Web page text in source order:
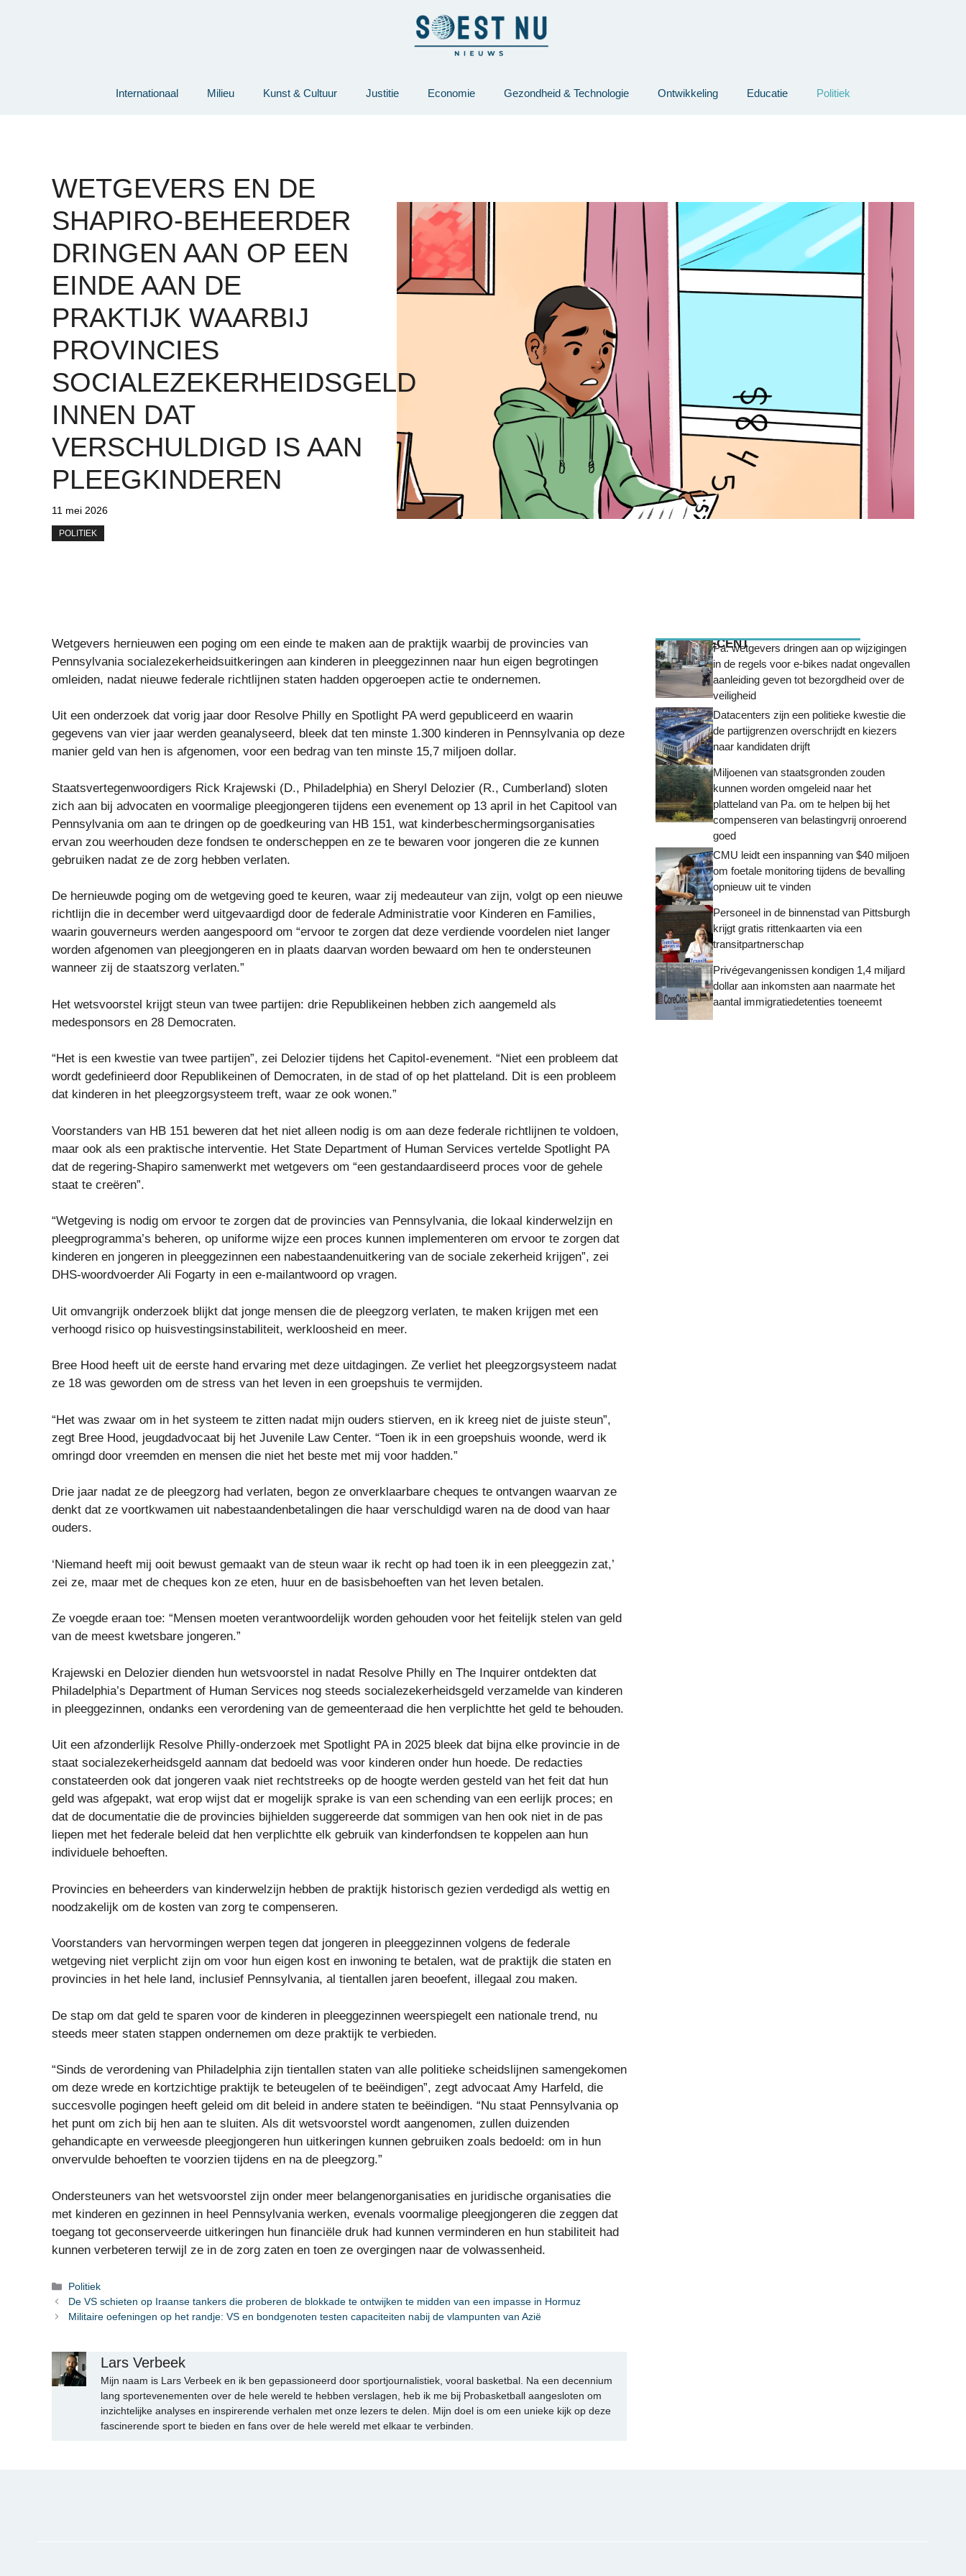
Internationaal Milieu Kunst & Cultuur Justitie Economie Gezondheid & Technologie Ontwikkeling Educatie Politiek
WETGEVERS EN DE
SHAPIRO-BEHEERDER
DRINGEN AAN OP EEN
EINDE AAN DE
PRAKTIJK WAARBIJ
PROVINCIES
SOCIALEZEKERHEIDSGELD
INNEN DAT
VERSCHULDIGD IS AAN
PLEEGKINDEREN
11 mei 2026
POLITIEK
Wetgevers hernieuwen een poging om een ​​einde te maken aan de praktijk waarbij de provincies van
Pennsylvania socialezekerheidsuitkeringen aan kinderen in pleeggezinnen naar hun eigen begrotingen
omleiden, nadat nieuwe federale richtlijnen staten hadden opgeroepen actie te ondernemen.
Uit een onderzoek dat vorig jaar door Resolve Philly en Spotlight PA werd gepubliceerd en waarin
gegevens van vier jaar werden geanalyseerd, bleek dat ten minste 1.300 kinderen in Pennsylvania op deze
manier geld van hen is afgenomen, voor een bedrag van ten minste 15,7 miljoen dollar.
Staatsvertegenwoordigers Rick Krajewski (D., Philadelphia) en Sheryl Delozier (R., Cumberland) sloten
zich aan bij advocaten en voormalige pleegjongeren tijdens een evenement op 13 april in het Capitool van
Pennsylvania om aan te dringen op de goedkeuring van HB 151, wat kinderbeschermingsorganisaties
ervan zou weerhouden deze fondsen te onderscheppen en ze te bewaren voor jongeren die ze kunnen
gebruiken nadat ze de zorg hebben verlaten.
De hernieuwde poging om de wetgeving goed te keuren, waar zij medeauteur van zijn, volgt op een nieuwe
richtlijn die in december werd uitgevaardigd door de federale Administratie voor Kinderen en Families,
waarin gouverneurs werden aangespoord om “ervoor te zorgen dat deze verdiende voordelen niet langer
worden afgenomen van pleegjongeren en in plaats daarvan worden bewaard om hen te ondersteunen
wanneer zij de staatszorg verlaten.”
Het wetsvoorstel krijgt steun van twee partijen: drie Republikeinen hebben zich aangemeld als
medesponsors en 28 Democraten.
“Het is een kwestie van twee partijen”, zei Delozier tijdens het Capitol-evenement. “Niet een probleem dat
wordt gedefinieerd door Republikeinen of Democraten, in de stad of op het platteland. Dit is een probleem
dat kinderen in het pleegzorgsysteem treft, waar ze ook wonen.”
Voorstanders van HB 151 beweren dat het niet alleen nodig is om aan deze federale richtlijnen te voldoen,
maar ook als een praktische interventie. Het State Department of Human Services vertelde Spotlight PA
dat de regering-Shapiro samenwerkt met wetgevers om “een gestandaardiseerd proces voor de gehele
staat te creëren”.
“Wetgeving is nodig om ervoor te zorgen dat de provincies van Pennsylvania, die lokaal kinderwelzijn en
pleegprogramma’s beheren, op uniforme wijze een proces kunnen implementeren om ervoor te zorgen dat
kinderen en jongeren in pleeggezinnen een nabestaandenuitkering van de sociale zekerheid krijgen”, zei
DHS-woordvoerder Ali Fogarty in een e-mailantwoord op vragen.
Uit omvangrijk onderzoek blijkt dat jonge mensen die de pleegzorg verlaten, te maken krijgen met een
verhoogd risico op huisvestingsinstabiliteit, werkloosheid en meer.
Bree Hood heeft uit de eerste hand ervaring met deze uitdagingen. Ze verliet het pleegzorgsysteem nadat
ze 18 was geworden om de stress van het leven in een groepshuis te vermijden.
“Het was zwaar om in het systeem te zitten nadat mijn ouders stierven, en ik kreeg niet de juiste steun”,
zegt Bree Hood, jeugdadvocaat bij het Juvenile Law Center. “Toen ik in een groepshuis woonde, werd ik
omringd door vreemden en mensen die niet het beste met mij voor hadden.”
Drie jaar nadat ze de pleegzorg had verlaten, begon ze onverklaarbare cheques te ontvangen waarvan ze
denkt dat ze voortkwamen uit nabestaandenbetalingen die haar verschuldigd waren na de dood van haar
ouders.
‘Niemand heeft mij ooit bewust gemaakt van de steun waar ik recht op had toen ik in een pleeggezin zat,’
zei ze, maar met de cheques kon ze eten, huur en de basisbehoeften van het leven betalen.
Ze voegde eraan toe: “Mensen moeten verantwoordelijk worden gehouden voor het feitelijk stelen van geld
van de meest kwetsbare jongeren.”
Krajewski en Delozier dienden hun wetsvoorstel in nadat Resolve Philly en The Inquirer ontdekten dat
Philadelphia’s Department of Human Services nog steeds socialezekerheidsgeld verzamelde van kinderen
in pleeggezinnen, ondanks een verordening van de gemeenteraad die hen verplichtte het geld te behouden.
Uit een afzonderlijk Resolve Philly-onderzoek met Spotlight PA in 2025 bleek dat bijna elke provincie in de
staat socialezekerheidsgeld aannam dat bedoeld was voor kinderen onder hun hoede. De redacties
constateerden ook dat jongeren vaak niet rechtstreeks op de hoogte werden gesteld van het feit dat hun
geld was afgepakt, wat erop wijst dat er mogelijk sprake is van een schending van een eerlijk proces; en
dat de documentatie die de provincies bijhielden suggereerde dat sommigen van hen ook niet in de pas
liepen met het federale beleid dat hen verplichtte elk gebruik van kinderfondsen te koppelen aan hun
individuele behoeften.
Provincies en beheerders van kinderwelzijn hebben de praktijk historisch gezien verdedigd als wettig en
noodzakelijk om de kosten van zorg te compenseren.
Voorstanders van hervormingen werpen tegen dat jongeren in pleeggezinnen volgens de federale
wetgeving niet verplicht zijn om voor hun eigen kost en inwoning te betalen, wat de praktijk die staten en
provincies in het hele land, inclusief Pennsylvania, al tientallen jaren beoefent, illegaal zou maken.
De stap om dat geld te sparen voor de kinderen in pleeggezinnen weerspiegelt een nationale trend, nu
steeds meer staten stappen ondernemen om deze praktijk te verbieden.
“Sinds de verordening van Philadelphia zijn tientallen staten van alle politieke scheidslijnen samengekomen
om deze wrede en kortzichtige praktijk te beteugelen of te beëindigen”, zegt advocaat Amy Harfeld, die
succesvolle pogingen heeft geleid om dit beleid in andere staten te beëindigen. “Nu staat Pennsylvania op
het punt om zich bij hen aan te sluiten. Als dit wetsvoorstel wordt aangenomen, zullen duizenden
gehandicapte en verweesde pleegjongeren hun uitkeringen kunnen gebruiken zoals bedoeld: om in hun
onvervulde behoeften te voorzien tijdens en na de pleegzorg.”
Ondersteuners van het wetsvoorstel zijn onder meer belangenorganisaties en juridische organisaties die
met kinderen en gezinnen in heel Pennsylvania werken, evenals voormalige pleegjongeren die zeggen dat
toegang tot geconserveerde uitkeringen hun financiële druk had kunnen verminderen en hun stabiliteit had
kunnen verbeteren terwijl ze in de zorg zaten en toen ze overgingen naar de volwassenheid.
Categorieën
Politiek
De VS schieten op Iraanse tankers die proberen de blokkade te ontwijken te midden van een impasse in Hormuz
Militaire oefeningen op het randje: VS en bondgenoten testen capaciteiten nabij de vlampunten van Azië
Lars Verbeek
Mijn naam is Lars Verbeek en ik ben gepassioneerd door sportjournalistiek, vooral basketbal. Na een decennium
lang sportevenementen over de hele wereld te hebben verslagen, heb ik me bij Probasketball aangesloten om
inzichtelijke analyses en inspirerende verhalen met onze lezers te delen. Mijn doel is om een unieke kijk op deze
fascinerende sport te bieden en fans over de hele wereld met elkaar te verbinden.
MEEST RECENTPa. wetgevers dringen aan op wijzigingen
in de regels voor e-bikes nadat ongevallen
aanleiding geven tot bezorgdheid over de
veiligheid
Datacenters zijn een politieke kwestie die
de partijgrenzen overschrijdt en kiezers
naar kandidaten drijft
Miljoenen van staatsgronden zouden
kunnen worden omgeleid naar het
platteland van Pa. om te helpen bij het
compenseren van belastingvrij onroerend
goed
CMU leidt een inspanning van $40 miljoen
om foetale monitoring tijdens de bevalling
opnieuw uit te vinden
Personeel in de binnenstad van Pittsburgh
krijgt gratis rittenkaarten via een
transitpartnerschap
Privégevangenissen kondigen 1,4 miljard
dollar aan inkomsten aan naarmate het
aantal immigratiedetenties toeneemt